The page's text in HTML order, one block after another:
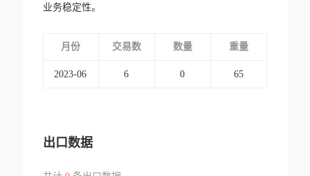
业务稳定性。
月份 交易数 数量 重量
2023-06 6 0 65
出口数据